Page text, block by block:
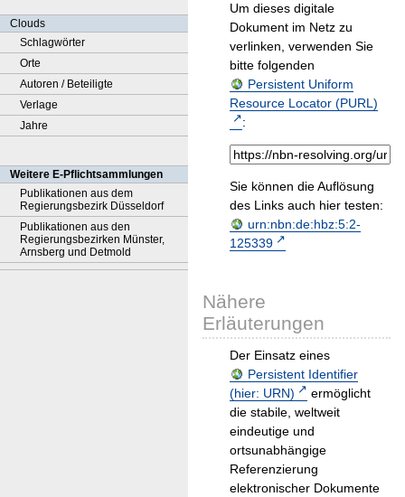
Clouds
Schlagwörter
Orte
Autoren / Beteiligte
Verlage
Jahre
Weitere E-Pflichtsammlungen
Publikationen aus dem
Regierungsbezirk Düsseldorf
Publikationen aus den
Regierungsbezirken Münster,
Arnsberg und Detmold
Um dieses digitale
Dokument im Netz zu
verlinken, verwenden Sie
bitte folgenden
Persistent Uniform
Resource Locator (PURL)
:
Sie können die Auflösung
des Links auch hier testen:
urn:nbn:de:hbz:5:2-
125339
Nähere
Erläuterungen
Der Einsatz eines
Persistent Identifier
(hier: URN)
ermöglicht
die stabile, weltweit
eindeutige und
ortsunabhängige
Referenzierung
elektronischer Dokumente